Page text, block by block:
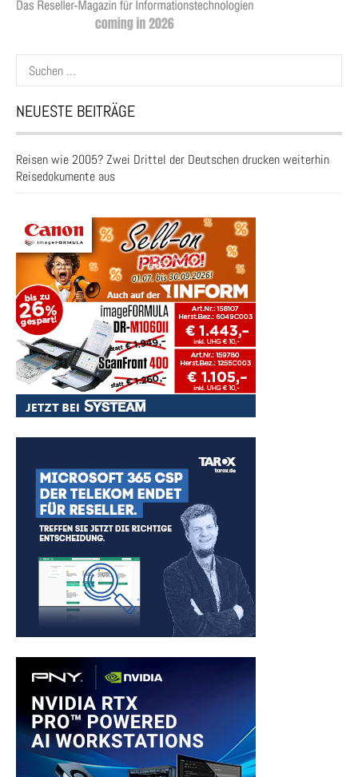
Suchen
nach:
NEUESTE BEITRÄGE
Reisen wie 2005? Zwei Drittel der Deutschen drucken weiterhin
Reisedokumente aus